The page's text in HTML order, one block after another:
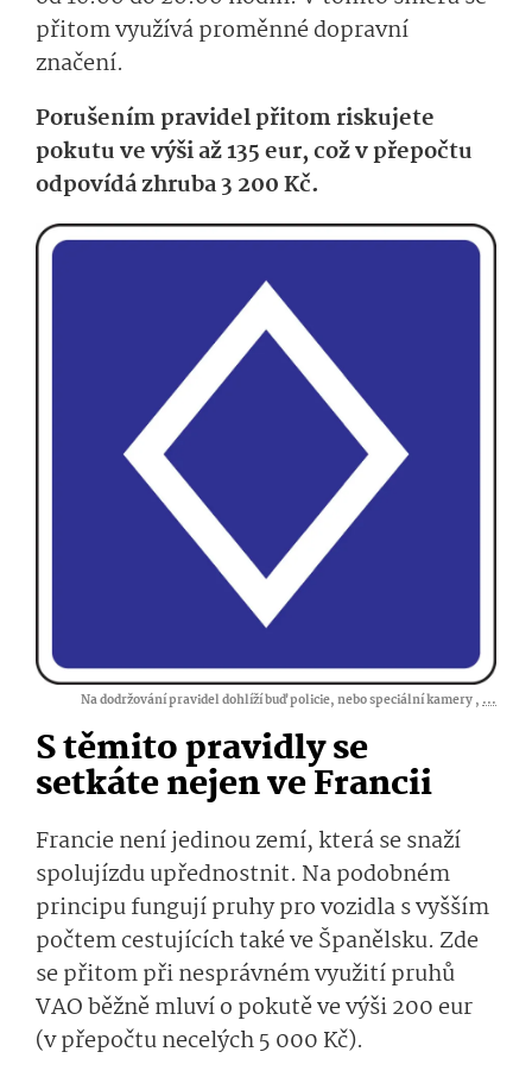
přitom využívá proměnné dopravní
značení.
Porušením pravidel přitom riskujete
pokutu ve výši až 135 eur, což v přepočtu
odpovídá zhruba 3 200 Kč.
Na dodržování pravidel dohlíží buď policie, nebo speciální kamery ,...
S těmito pravidly se
setkáte nejen ve Francii
Francie není jedinou zemí, která se snaží
spolujízdu upřednostnit. Na podobném
principu fungují pruhy pro vozidla s vyšším
počtem cestujících také ve Španělsku. Zde
se přitom při nesprávném využití pruhů
VAO běžně mluví o pokutě ve výši 200 eur
(v přepočtu necelých 5 000 Kč).